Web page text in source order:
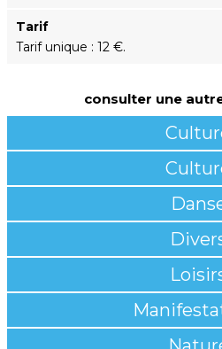
Tarif
Tarif unique : 12 €.
consulter une